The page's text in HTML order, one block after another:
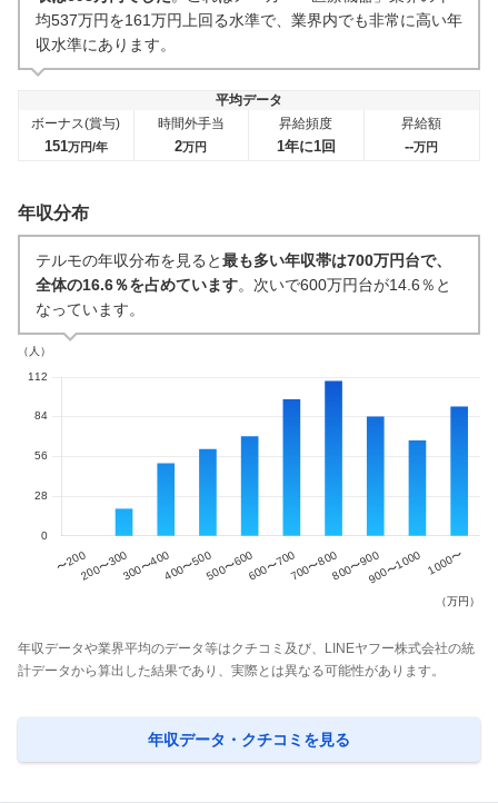
均537万円を161万円上回る水準で、業界内でも非常に高い年
収水準にあります。
平均データ
ボーナス(賞与)
151万円/年
時間外手当
2万円
昇給頻度
1年に1回
昇給額
--万円
年収分布
テルモの年収分布を見ると最も多い年収帯は700万円台で、
全体の16.6％を占めています。次いで600万円台が14.6％と
なっています。
年収データや業界平均のデータ等はクチコミ及び、LINEヤフー株式会社の統
計データから算出した結果であり、実際とは異なる可能性があります。
年収データ・クチコミを見る